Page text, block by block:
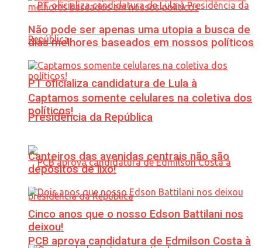
PT oficializa candidatura de Lula à
Presidência da República
PCB aprova candidatura de Edmilson Costa à
Não pode ser apenas uma utopia a busca de
dias melhores baseados em nossos políticos
Captamos somente celulares na coletiva dos
políticos!
Canteiros das avenidas centrais não são
depósitos de lixo!
Cinco anos que o nosso Edson Battilani nos
deixou!